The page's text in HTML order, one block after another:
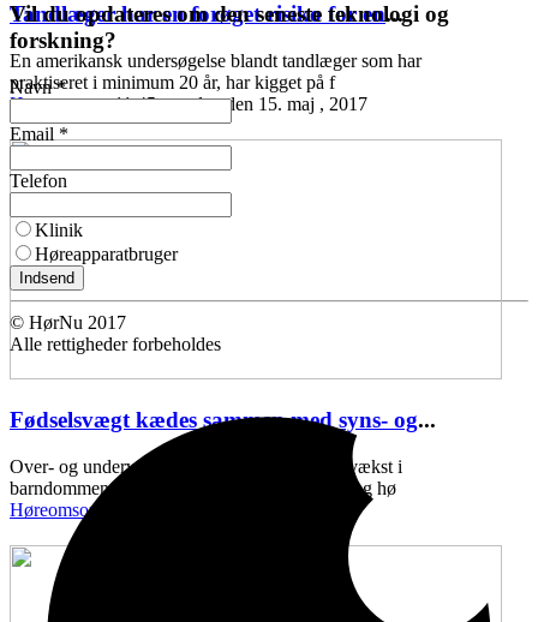
Tandlæger har en forøget risiko for en...
En amerikansk undersøgelse blandt tandlæger som har
praktiseret i minimum 20 år, har kigget på f
Høreomsorg 11:45 mandag den 15. maj , 2017
Fødselsvægt kædes sammen med syns- og...
Over- og undervægt ved fødslen, samt ringe vækst i
barndommen, kan kædes sammen med syns- og hø
Høreomsorg
11:43 onsdag den 10. maj , 2017
Vil du opdateres om den seneste teknologi og
forskning?
Navn *
Email *
Telefon
Klinik
Høreapparatbruger
Indsend
© HørNu 2017
Alle rettigheder forbeholdes